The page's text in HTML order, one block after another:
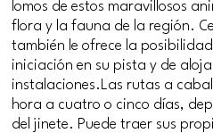
lomos de estos maravillosos
flora y la fauna de la región.
también le ofrece la
iniciación en su pista y de
instalaciones.Las rutas a
hora a cuatro o cinco días,
del jinete. Puede traer sus